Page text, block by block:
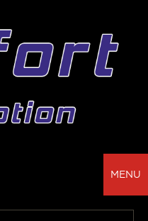
MENU
PARTENAIRE